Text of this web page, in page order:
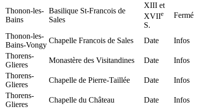
Thonon-les-
Bains
Basilique St-Francois de
Sales
XIII et
XVIIe
S.
Fermé
Thonon-les-
Bains-Vongy
Chapelle Francois de Sales Date
Infos
Thorens-
Glieres
Monastère des Visitandines Date
Infos
Thorens-
Glieres
Chapelle de Pierre-Taillée Date
Infos
Thorens-
Glieres
Chapelle du Château Date
Infos